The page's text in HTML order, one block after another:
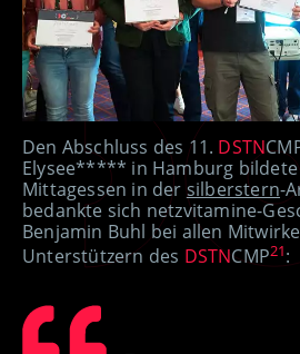
Den Abschluss des 11. DSTN
Elysee***** in Hamburg bildete
Mittagessen in dersilberstern-
bedankte sich netzvitamine-
Benjamin Buhl bei allen
Unterstützern des DSTNCMP21: